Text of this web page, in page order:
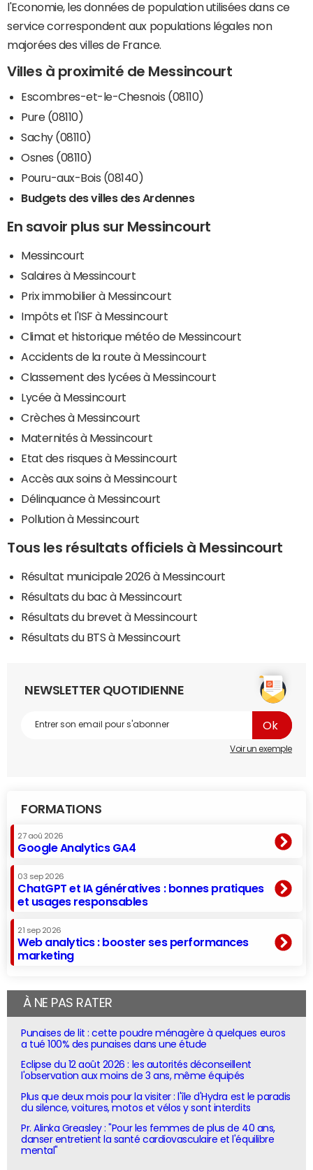
l'Economie, les données de population utilisées dans ce
service correspondent aux populations légales non
majorées des villes de France.
Villes à proximité de Messincourt
Escombres-et-le-Chesnois (08110)
Pure (08110)
Sachy (08110)
Osnes (08110)
Pouru-aux-Bois (08140)
Budgets des villes des Ardennes
En savoir plus sur Messincourt
Messincourt
Salaires à Messincourt
Prix immobilier à Messincourt
Impôts et l'ISF à Messincourt
Climat et historique météo de Messincourt
Accidents de la route à Messincourt
Classement des lycées à Messincourt
Lycée à Messincourt
Crèches à Messincourt
Maternités à Messincourt
Etat des risques à Messincourt
Accès aux soins à Messincourt
Délinquance à Messincourt
Pollution à Messincourt
Tous les résultats officiels à Messincourt
Résultat municipale 2026 à Messincourt
Résultats du bac à Messincourt
Résultats du brevet à Messincourt
Résultats du BTS à Messincourt
NEWSLETTER QUOTIDIENNE
Voir un exemple
FORMATIONS
27 aoû 2026
Google Analytics GA4
03 sep 2026
ChatGPT et IA génératives : bonnes pratiques
et usages responsables
21 sep 2026
Web analytics : booster ses performances
marketing
À NE PAS RATER
Punaises de lit : cette poudre ménagère à quelques euros
a tué 100% des punaises dans une étude
Eclipse du 12 août 2026 : les autorités déconseillent
l'observation aux moins de 3 ans, même équipés
Plus que deux mois pour la visiter : l'île d'Hydra est le paradis
du silence, voitures, motos et vélos y sont interdits
Pr. Alinka Greasley : "Pour les femmes de plus de 40 ans,
danser entretient la santé cardiovasculaire et l'équilibre
mental"